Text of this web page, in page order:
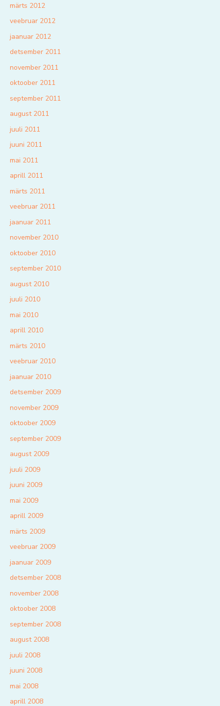
märts 2012
veebruar 2012
jaanuar 2012
detsember 2011
november 2011
oktoober 2011
september 2011
august 2011
juuli 2011
juuni 2011
mai 2011
aprill 2011
märts 2011
veebruar 2011
jaanuar 2011
november 2010
oktoober 2010
september 2010
august 2010
juuli 2010
mai 2010
aprill 2010
märts 2010
veebruar 2010
jaanuar 2010
detsember 2009
november 2009
oktoober 2009
september 2009
august 2009
juuli 2009
juuni 2009
mai 2009
aprill 2009
märts 2009
veebruar 2009
jaanuar 2009
detsember 2008
november 2008
oktoober 2008
september 2008
august 2008
juuli 2008
juuni 2008
mai 2008
aprill 2008